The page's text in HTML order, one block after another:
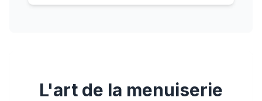
L'art de la menuiserie